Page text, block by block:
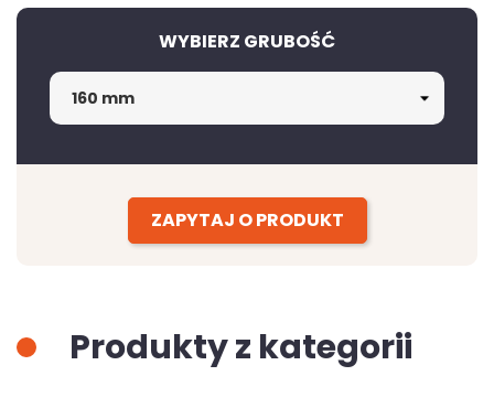
WYBIERZ GRUBOŚĆ
ZAPYTAJ O PRODUKT
Produkty z kategorii